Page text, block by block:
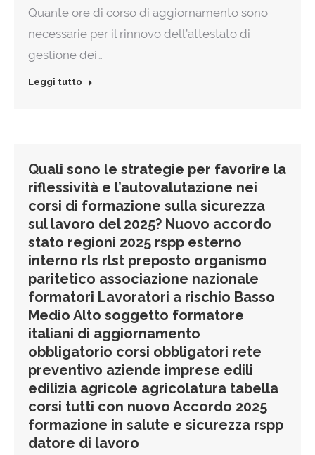
Quante ore di corso di aggiornamento sono
necessarie per il rinnovo dell’attestato di
gestione dei…
Leggi tutto
Quali sono le strategie per favorire la
riflessività e l’autovalutazione nei
corsi di formazione sulla sicurezza
sul lavoro del 2025? Nuovo accordo
stato regioni 2025 rspp esterno
interno rls rlst preposto organismo
paritetico associazione nazionale
formatori Lavoratori a rischio Basso
Medio Alto soggetto formatore
italiani di aggiornamento
obbligatorio corsi obbligatori rete
preventivo aziende imprese edili
edilizia agricole agricolatura tabella
corsi tutti con nuovo Accordo 2025
formazione in salute e sicurezza rspp
datore di lavoro